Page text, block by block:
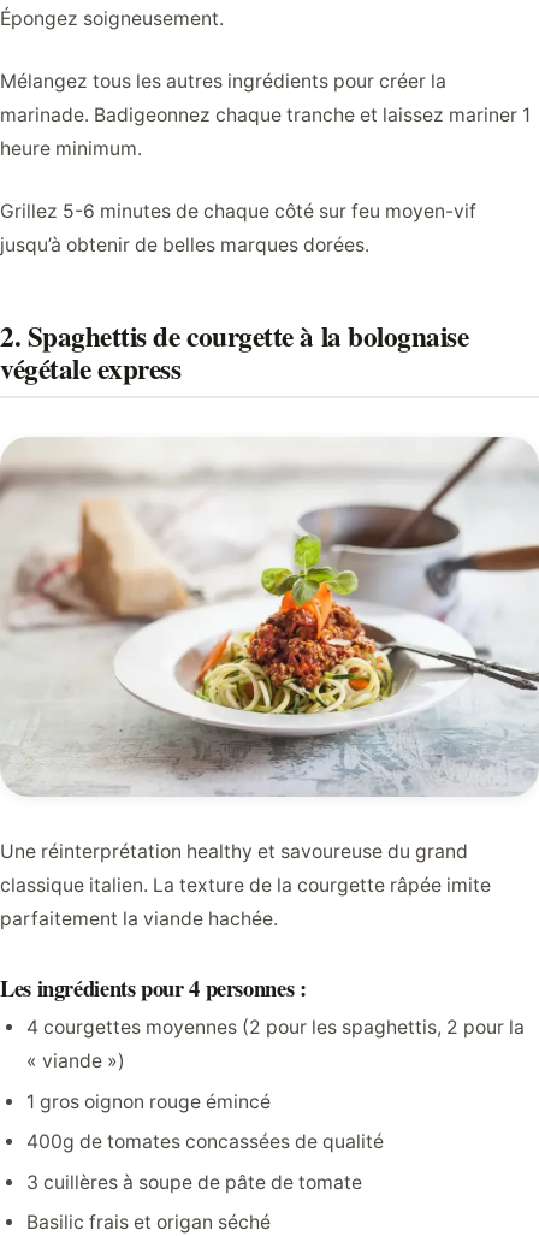
Épongez soigneusement.
Mélangez tous les autres ingrédients pour créer la
marinade. Badigeonnez chaque tranche et laissez mariner 1
heure minimum.
Grillez 5-6 minutes de chaque côté sur feu moyen-vif
jusqu’à obtenir de belles marques dorées.
2. Spaghettis de courgette à la bolognaise
végétale express
Une réinterprétation healthy et savoureuse du grand
classique italien. La texture de la courgette râpée imite
parfaitement la viande hachée.
Les ingrédients pour 4 personnes :
4 courgettes moyennes (2 pour les spaghettis, 2 pour la
« viande »)
1 gros oignon rouge émincé
400g de tomates concassées de qualité
3 cuillères à soupe de pâte de tomate
Basilic frais et origan séché